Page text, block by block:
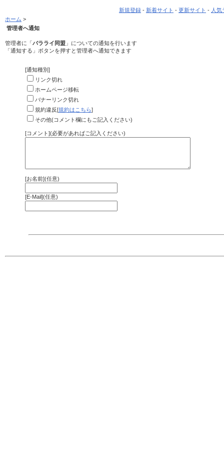
新規登録 - 新着サイト - 更新サイト - 人
ホーム >
管理者へ通知
管理者に「バラライ同盟 」についての通知を行います
「通知する」ボタンを押すと管理者へ通知できます
[通知種別]
リンク切れ
ホームページ移転
バナーリンク切れ
規約違反[規約はこちら]
その他(コメント欄にもご記入ください)
[コメント](必要があればご記入ください)
[お名前](任意)
[E-Mail](任意)